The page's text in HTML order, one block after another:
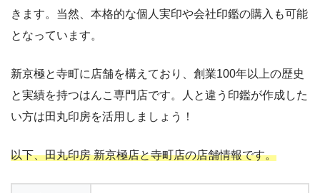
きます。当然、本格的な個人実印や会社印鑑の購入も可能
となっています。
新京極と寺町に店舗を構えており、創業100年以上の歴史
と実績を持つはんこ専門店です。人と違う印鑑が作成した
い方は田丸印房を活用しましょう！
以下、田丸印房 新京極店と寺町店の店舗情報です。